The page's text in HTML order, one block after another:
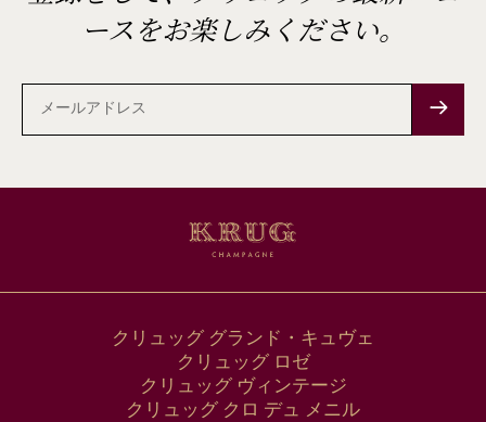
ースをお楽しみください。
メ
ー
ル
ア
ド
クリュッグ グランド・キュヴェ
クリュッグ ロゼ
クリュッグ ヴィンテージ
クリュッグ クロ デュ メニル